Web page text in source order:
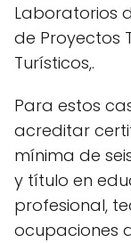
Laboratorios
de Proyectos
Turísticos,.
Para estos
acreditar
mínima de
y título en
profesional,
ocupaciones